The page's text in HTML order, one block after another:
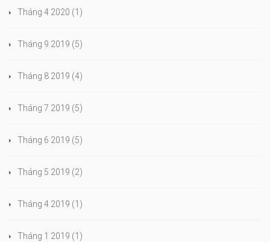
Tháng 4 2020 (1)
Tháng 9 2019 (5)
Tháng 8 2019 (4)
Tháng 7 2019 (5)
Tháng 6 2019 (5)
Tháng 5 2019 (2)
Tháng 4 2019 (1)
Tháng 1 2019 (1)